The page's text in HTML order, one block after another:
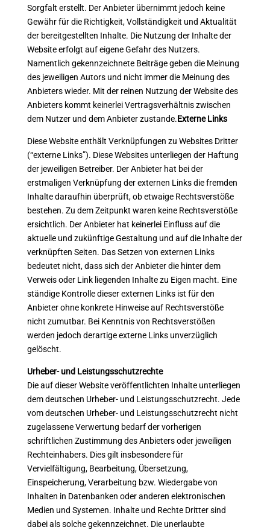
Sorgfalt erstellt. Der Anbieter übernimmt jedoch keine
Gewähr für die Richtigkeit, Vollständigkeit und Aktualität
der bereitgestellten Inhalte. Die Nutzung der Inhalte der
Website erfolgt auf eigene Gefahr des Nutzers.
Namentlich gekennzeichnete Beiträge geben die Meinung
des jeweiligen Autors und nicht immer die Meinung des
Anbieters wieder. Mit der reinen Nutzung der Website des
Anbieters kommt keinerlei Vertragsverhältnis zwischen
dem Nutzer und dem Anbieter zustande.Externe Links
Diese Website enthält Verknüpfungen zu Websites Dritter
(“externe Links”). Diese Websites unterliegen der Haftung
der jeweiligen Betreiber. Der Anbieter hat bei der
erstmaligen Verknüpfung der externen Links die fremden
Inhalte daraufhin überprüft, ob etwaige Rechtsverstöße
bestehen. Zu dem Zeitpunkt waren keine Rechtsverstöße
ersichtlich. Der Anbieter hat keinerlei Einfluss auf die
aktuelle und zukünftige Gestaltung und auf die Inhalte der
verknüpften Seiten. Das Setzen von externen Links
bedeutet nicht, dass sich der Anbieter die hinter dem
Verweis oder Link liegenden Inhalte zu Eigen macht. Eine
ständige Kontrolle dieser externen Links ist für den
Anbieter ohne konkrete Hinweise auf Rechtsverstöße
nicht zumutbar. Bei Kenntnis von Rechtsverstößen
werden jedoch derartige externe Links unverzüglich
gelöscht.
Urheber- und Leistungsschutzrechte
Die auf dieser Website veröffentlichten Inhalte unterliegen
dem deutschen Urheber- und Leistungsschutzrecht. Jede
vom deutschen Urheber- und Leistungsschutzrecht nicht
zugelassene Verwertung bedarf der vorherigen
schriftlichen Zustimmung des Anbieters oder jeweiligen
Rechteinhabers. Dies gilt insbesondere für
Vervielfältigung, Bearbeitung, Übersetzung,
Einspeicherung, Verarbeitung bzw. Wiedergabe von
Inhalten in Datenbanken oder anderen elektronischen
Medien und Systemen. Inhalte und Rechte Dritter sind
dabei als solche gekennzeichnet. Die unerlaubte